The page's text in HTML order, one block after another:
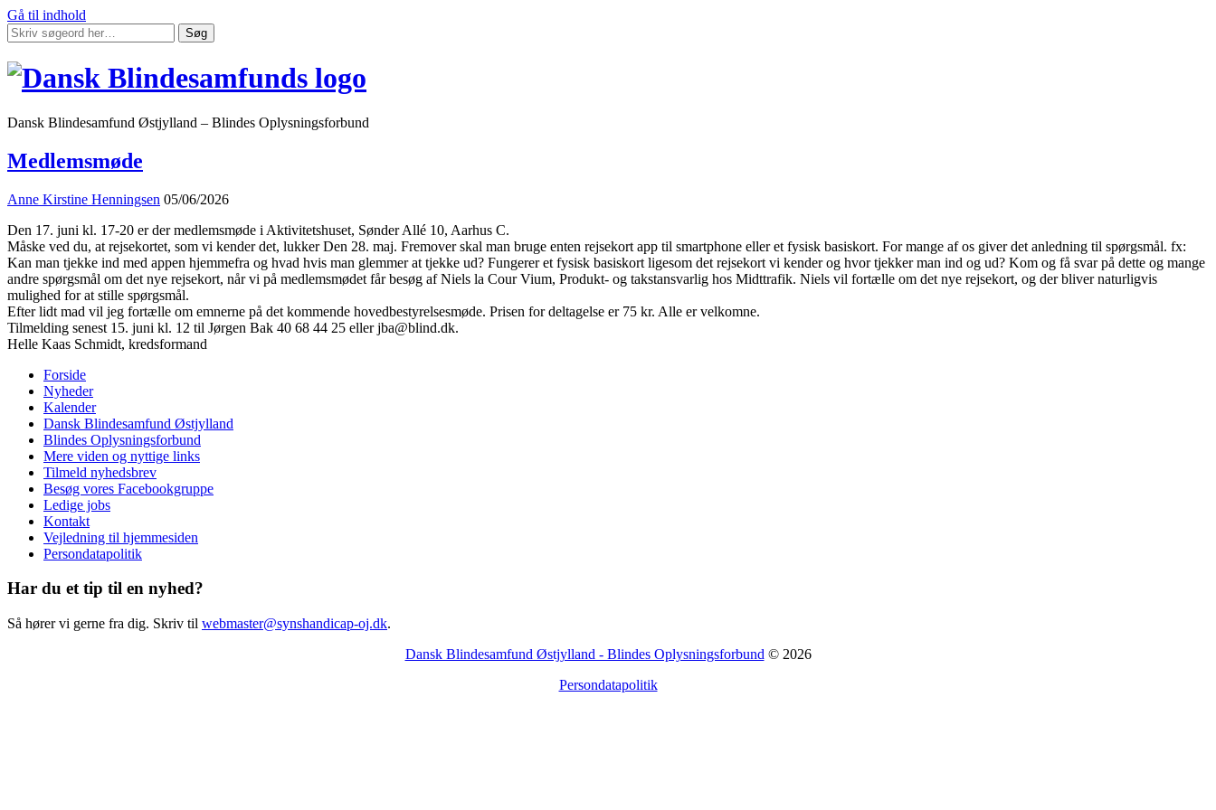
Gå til indhold
Søg
Dansk Blindesamfund Østjylland – Blindes Oplysningsforbund
Medlemsmøde
Anne Kirstine Henningsen 05/06/2026
Den 17. juni kl. 17-20 er der medlemsmøde i Aktivitetshuset, Sønder Allé 10, Aarhus C.
Måske ved du, at rejsekortet, som vi kender det, lukker Den 28. maj. Fremover skal man bruge enten rejsekort app til smartphone eller et fysisk basiskort. For mange af os giver det anledning til spørgsmål. fx:
Kan man tjekke ind med appen hjemmefra og hvad hvis man glemmer at tjekke ud? Fungerer et fysisk basiskort ligesom det rejsekort vi kender og hvor tjekker man ind og ud? Kom og få svar på dette og mange
andre spørgsmål om det nye rejsekort, når vi på medlemsmødet får besøg af Niels la Cour Vium, Produkt- og takstansvarlig hos Midttrafik. Niels vil fortælle om det nye rejsekort, og der bliver naturligvis
mulighed for at stille spørgsmål.
Efter lidt mad vil jeg fortælle om emnerne på det kommende hovedbestyrelsesmøde. Prisen for deltagelse er 75 kr. Alle er velkomne.
Tilmelding senest 15. juni kl. 12 til Jørgen Bak 40 68 44 25 eller jba@blind.dk.
Helle Kaas Schmidt, kredsformand
Forside
Nyheder
Kalender
Dansk Blindesamfund Østjylland
Blindes Oplysningsforbund
Mere viden og nyttige links
Tilmeld nyhedsbrev
Besøg vores Facebookgruppe
Ledige jobs
Kontakt
Vejledning til hjemmesiden
Persondatapolitik
Har du et tip til en nyhed?
Så hører vi gerne fra dig. Skriv til webmaster@synshandicap-oj.dk.
Dansk Blindesamfund Østjylland - Blindes Oplysningsforbund © 2026
Persondatapolitik